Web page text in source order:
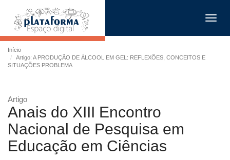
Início
Artigo: A PRODUÇÃO DE ÁLCOOL EM GEL: REFLEXÕES, CONCEITOS E
SITUAÇÕES PROBLEMA
Artigo
Anais do XIII Encontro
Nacional de Pesquisa em
Educação em Ciências